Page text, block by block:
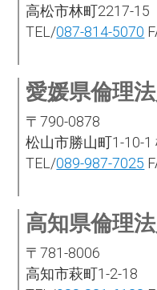
高松市林町2217-15
TEL/087-814-5070
愛媛県倫理
〒790-0878
松山市勝山町1-10-1
TEL/089-987-7025
高知県倫理
〒781-8006
高知市萩町1-2-18